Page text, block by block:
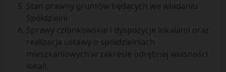
Stan prawny gruntów będących we władaniu
Spółdzielni.
Sprawy członkowskie i dyspozycje lokalami oraz
realizacja ustawy o spółdzielniach
mieszkaniowych w zakresie odrębnej własności
lokali.